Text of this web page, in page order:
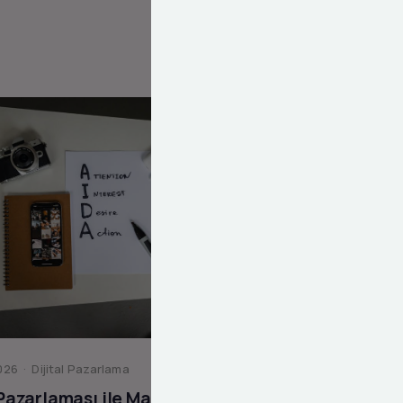
· Dijital Pazarlama